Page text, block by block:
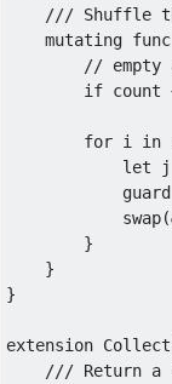
mutating func
if count
for i in
let j
guard
            swap
}
}
}
extension